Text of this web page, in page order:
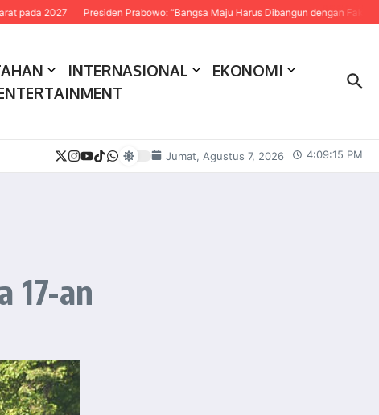
Presiden Prabowo: “Bangsa Maju Harus Dibangun dengan Fakta dan Sains”
INTERNASIONAL
EKONOMI
Jumat, Agustus 7, 2026 4:09:16 PM
17-an